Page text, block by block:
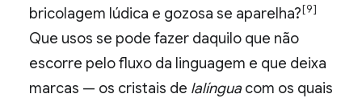
bricolagem lúdica e gozosa se aparelha?[9]
Que usos se pode fazer daquilo que não
escorre pelo fluxo da linguagem e que deixa
marcas — os cristais de lalínguacom os quais